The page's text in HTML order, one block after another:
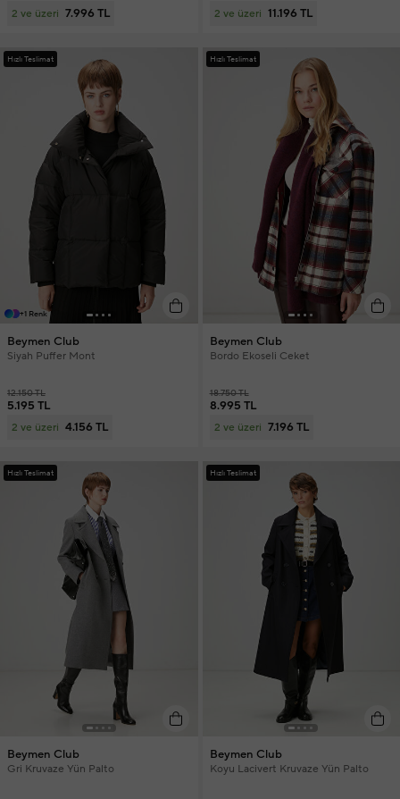
2 ve üzeri 7.996 TL 2 ve üzeri 11.196 TL
Hızlı Teslimat
+1 Renk
Beymen Club
Siyah Puffer Mont
12.150 TL
5.195 TL
2 ve üzeri 4.156 TL
Hızlı Teslimat
Beymen Club
Bordo Ekoseli Ceket
18.750 TL
8.995 TL
2 ve üzeri 7.196 TL
Hızlı Teslimat
Beymen Club
Gri Kruvaze Yün Palto
Hızlı Teslimat
Beymen Club
Koyu Lacivert Kruvaze Yün Palto